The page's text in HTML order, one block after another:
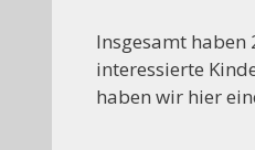
Insgesamt
interessierte
haben wir hier